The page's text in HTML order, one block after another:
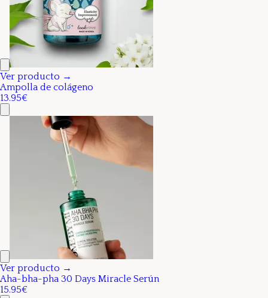
Ver producto →
Ampolla de colágeno
13.95€
Ver producto →
Aha-bha-pha 30 Days Miracle Serún
15.95€